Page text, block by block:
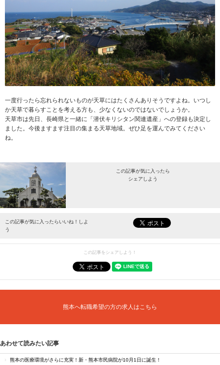
一度行ったら忘れられないものが天草にはたくさんありそうですよね。いつし
か天草で暮らすことを考える方も、少なくないのではないでしょうか。
天草市は先日、長崎県と一緒に「潜伏キリシタン関連遺産」への登録も決定し
ました。今後ますます注目の集まる天草地域。ぜひ足を運んでみてください
ね。
この記事が気に入ったら
シェアしよう
最新情報をお届けします。
この記事が気に入ったらいいね！しよ
う
この記事をシェアしよう！
熊本へ転職希望の方の求人はこちら
あわせて読みたい記事
熊本の医療環境がさらに充実！新・熊本市民病院が10月1日に誕生！